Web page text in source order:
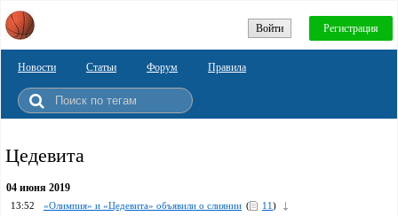
Войти Регистрация
Новости Статьи Форум Правила
Цедевита
04 июня 2019
13:52 «Олимпия» и «Цедевита» объявили о слиянии ( 11)